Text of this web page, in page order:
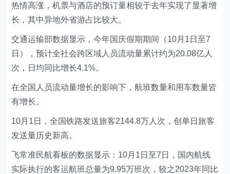
热情高涨，机票与酒店的预订量相较于去年实现了显著增
长，其中异地外省游占比较大。
交通运输部数据显示，今年国庆假期期间（10月1日至7
日），预计全社会跨区域人员流动量累计约为20.08亿人
次，日均同比增长4.1%。
在全国人员流动量增长的影响下，航班数量和用车数量皆
有增长。
10月1日，全国铁路发送旅客2144.8万人次，创单日旅客
发送量历史新高。
飞常准民航看板的数据显示：10月1日至7日，国内航线
实际执行的客运航班总量为9.95万班次，较之2023年同比